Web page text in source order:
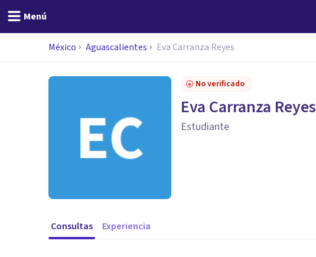
Menú
México Aguascalientes Eva Carranza Reyes
No verificado
Eva Carranza Reyes
Estudiante
Consultas Experiencia